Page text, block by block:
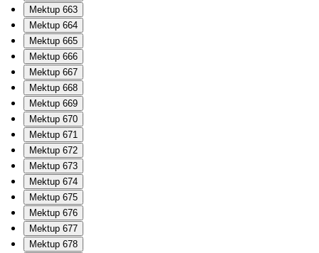
Mektup 663
Mektup 664
Mektup 665
Mektup 666
Mektup 667
Mektup 668
Mektup 669
Mektup 670
Mektup 671
Mektup 672
Mektup 673
Mektup 674
Mektup 675
Mektup 676
Mektup 677
Mektup 678